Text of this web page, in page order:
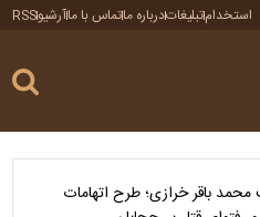
استخدامتبلیغاتدرباره ماتماس با ماآرشیوRSS
باقر خرازی؛ طرح اتهامات